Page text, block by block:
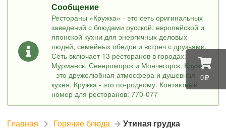
0
Сообщение
Рестораны «Кружка» - это сеть оригинальных
заведений с блюдами русской, европейской и
японской кухни для энергичных деловых
людей, семейных обедов и встреч с друзьями.
Сеть включает 13 ресторанов в городах:
Мурманск, Североморск и Мончегорск. Кружка
- это дружелюбная атмосфера и душевная
кухня. Кружка - это по-родному. Контактный
номер для ресторанов: 770-077
Главная Горячие блюда Утиная грудка